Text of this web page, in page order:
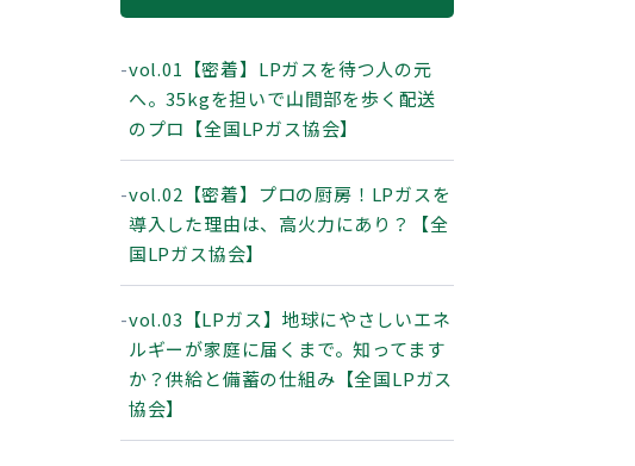
vol.01【密着】LPガスを待つ人の元
へ。35kgを担いで山間部を歩く配送
のプロ【全国LPガス協会】
vol.02【密着】プロの厨房！LPガスを
導入した理由は、高火力にあり？【全
国LPガス協会】
vol.03【LPガス】地球にやさしいエネ
ルギーが家庭に届くまで。知ってます
か？供給と備蓄の仕組み【全国LPガス
協会】